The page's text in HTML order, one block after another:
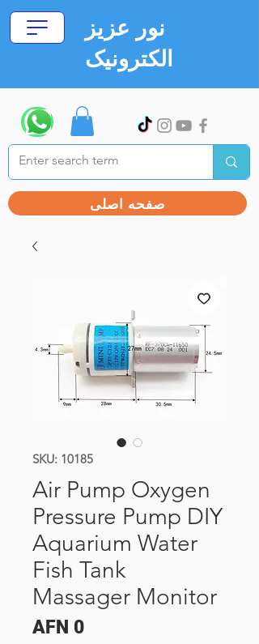
نور عزیز
الکترونیک
صفحه اصلی
SKU: 10185
Air Pump Oxygen
Pressure Pump DIY
Aquarium Water
Fish Tank
Massager Monitor
AFN 0Price